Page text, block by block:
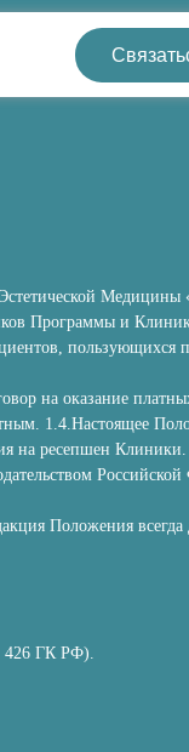
Медицины
Программы и
пользующихся
на оказание
1.4.Настоящее
на ресепшен Клиники.
Положения всегда
426 ГК РФ).